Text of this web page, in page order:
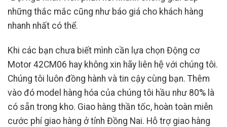
những thắc mắc cũng như báo giá cho khách hàng
nhanh nhất có thể.
Khi các bạn chưa biết mình cần lựa chọn Động cơ
Motor 42CM06 hay không xin hãy liên hệ với chúng tôi.
Chúng tôi luôn đồng hành và tin cậy cùng bạn. Thêm
vào đó model hàng hóa của chúng tôi hầu như 80% là
có sẵn trong kho. Giao hàng thần tốc, hoàn toàn miễn
cước phí giao hàng ở tỉnh Đồng Nai. Hỗ trợ giao hàng